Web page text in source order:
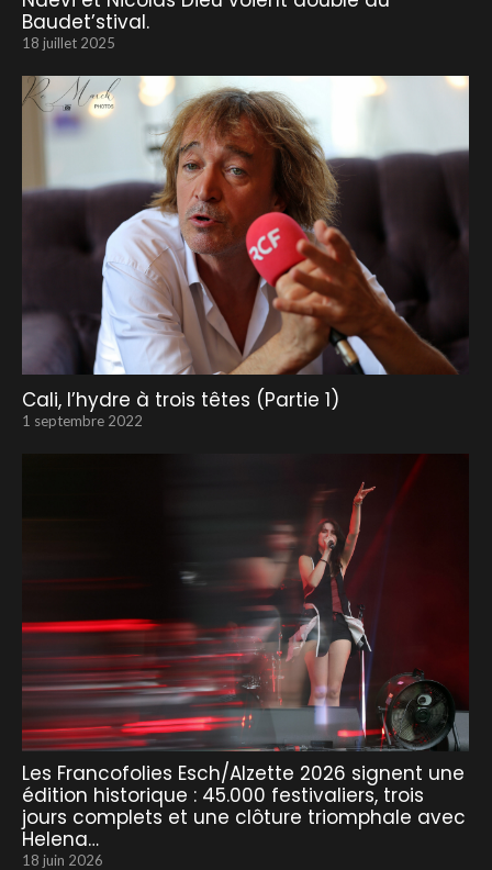
Baudet’stival.
18 juillet 2025
Cali, l’hydre à trois têtes (Partie 1)
1 septembre 2022
Les Francofolies Esch/Alzette 2026 signent une
édition historique : 45.000 festivaliers, trois
jours complets et une clôture triomphale avec
Helena…
18 juin 2026